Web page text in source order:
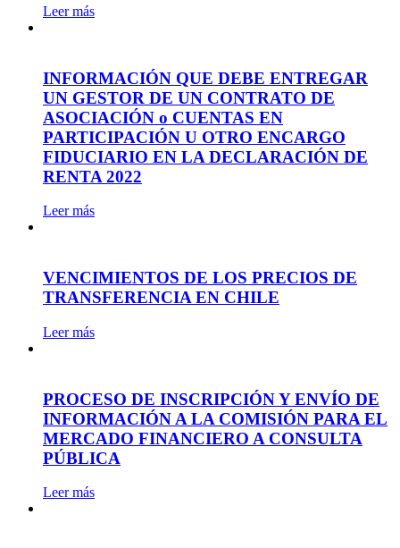
Leer más
INFORMACIÓN QUE DEBE ENTREGAR
UN GESTOR DE UN CONTRATO DE
ASOCIACIÓN o CUENTAS EN
PARTICIPACIÓN U OTRO ENCARGO
FIDUCIARIO EN LA DECLARACIÓN DE
RENTA 2022
Leer más
VENCIMIENTOS DE LOS PRECIOS DE
TRANSFERENCIA EN CHILE
Leer más
PROCESO DE INSCRIPCIÓN Y ENVÍO DE
INFORMACIÓN A LA COMISIÓN PARA EL
MERCADO FINANCIERO A CONSULTA
PÚBLICA
Leer más